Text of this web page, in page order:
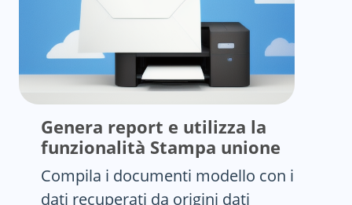
Genera report e utilizza la
funzionalità Stampa unione
Compila i documenti modello con i
dati recuperati da origini dati